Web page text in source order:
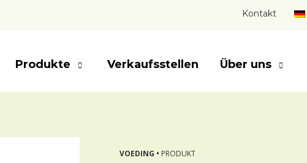
Kontakt
Produkte Verkaufsstellen Über uns
VOEDING • PRODUKT